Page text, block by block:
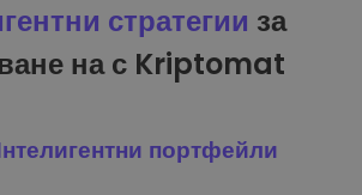
стратегии за
на с Kriptomat
портфейли